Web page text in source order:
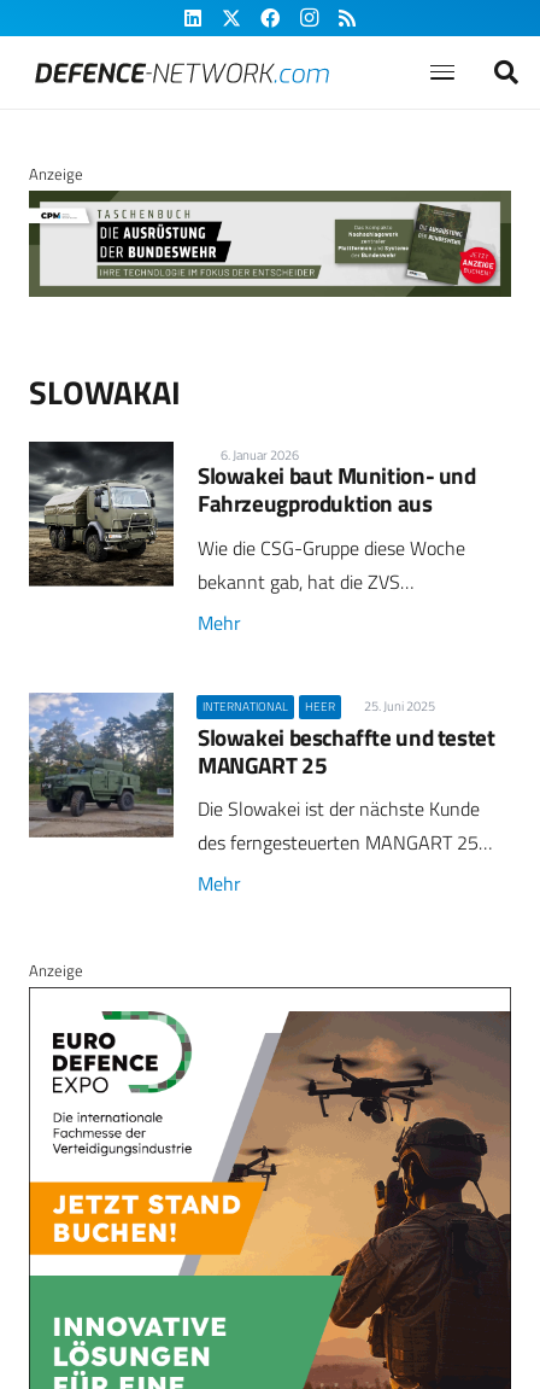
Anzeige
SLOWAKAI
6. Januar 2026
Slowakei baut Munition- und
Fahrzeugproduktion aus
Wie die CSG-Gruppe diese Woche
bekannt gab, hat die ZVS…
Mehr
INTERNATIONAL HEER 25. Juni 2025
Slowakei beschaffte und testet
MANGART 25
Die Slowakei ist der nächste Kunde
des ferngesteuerten MANGART 25…
Mehr
Anzeige